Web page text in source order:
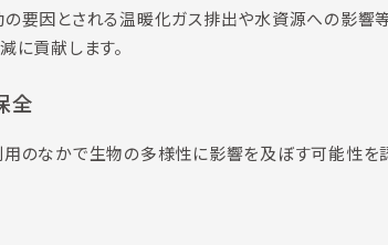
要因とされる温暖化ガス排出や水資源への影響
に貢献します。
全
のなかで生物の多様性に影響を及ぼす可能性を